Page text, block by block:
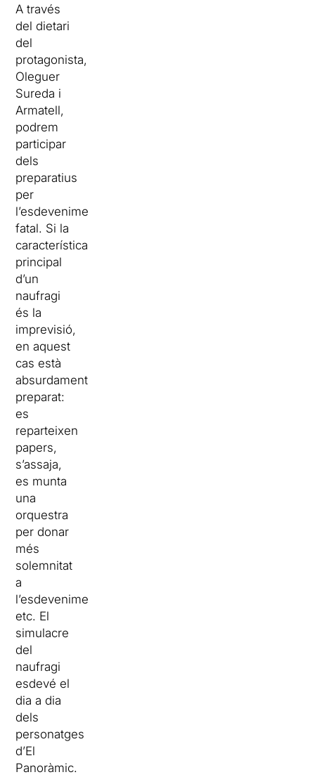
A través
del dietari
del
protagonista,
Oleguer
Sureda i
Armatell,
podrem
participar
dels
preparatius
per
l’esdeveniment
fatal. Si la
característica
principal
d’un
naufragi
és la
imprevisió,
en aquest
cas està
absurdament
preparat:
es
reparteixen
papers,
s’assaja,
es munta
una
orquestra
per donar
més
solemnitat
a
l’esdeveniment,
etc. El
simulacre
del
naufragi
esdevé el
dia a dia
dels
personatges
d’El
Panoràmic.